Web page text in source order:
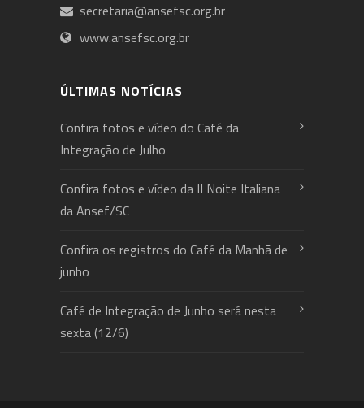
secretaria@ansefsc.org.br
www.ansefsc.org.br
ÚLTIMAS NOTÍCIAS
Confira fotos e vídeo do Café da
Integração de Julho
Confira fotos e vídeo da II Noite Italiana
da Ansef/SC
Confira os registros do Café da Manhã de
junho
Café de Integração de Junho será nesta
sexta (12/6)